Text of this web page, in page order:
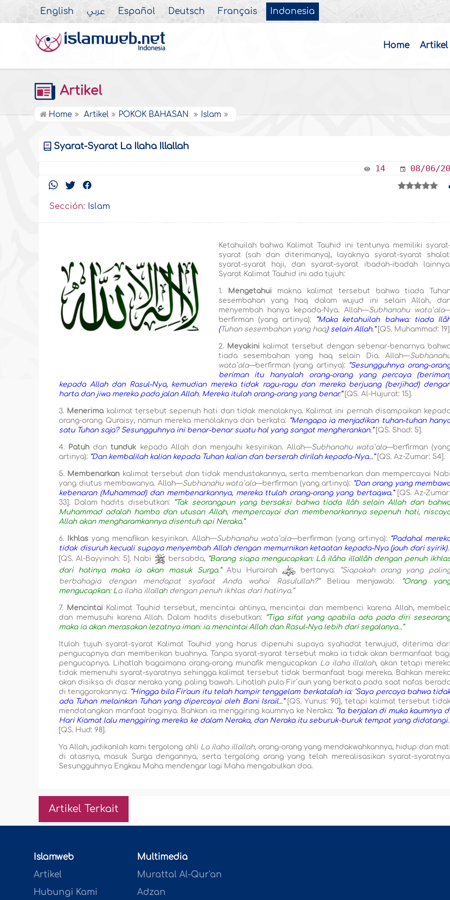
English عربي Español Deutsch Français Indonesia
Home Artikel
Artikel
Home Artikel POKOK BAHASAN Islam
Syarat-Syarat La Ilaha Illallah
14 08/06/
Sección: Islam
Ketahuilah bahwa Kalimat Tauhid ini tentunya memiliki
syarat (sah dan diterimanya), layaknya syarat-syarat
syarat-syarat haji, dan syarat-syarat ibadah-ibadah lainnya.
Syarat Kalimat Tauhid ini ada tujuh:
1. Mengetahui makna kalimat tersebut bahwa tiada
sesembahan yang haq dalam wujud ini selain Allah,
menyembah hanya kepada-Nya. Allah—Subhanahu wata`ala
berfirman (yang artinya):
“Maka ketahuilah bahwa: tiada
(Tuhan sesembahan yang haq) selain Allah.”[QS. Muhammad: 19].
2. Meyakini kalimat tersebut dengan sebenar-benarnya
tiada sesembahan yang haq selain Dia. Allah—
wata`ala—berfirman (yang artinya): “Sesungguhnya orang-
beriman itu hanyalah orang-orang yang percaya
kepada Allah dan Rasul-Nya, kemudian mereka tidak ragu-ragu dan mereka berjuang (berjihad)
harta dan jiwa mereka pada jalan Allah. Mereka itulah orang-orang yang benar.”[QS. Al-Hujurat: 15].
3. Menerimakalimat tersebut sepenuh hati dan tidak menolaknya. Kalimat ini pernah disampaikan
orang-orang Quraisy, namun mereka menolaknya dan berkata: “Mengapa ia menjadikan tuhan-tuhan
satu Tuhan saja? Sesungguhnya ini benar-benar suatu hal yang sangat mengherankan.”[QS. Shad: 5].
4. Patuh dantunduk kepada Allah dan menjauhi kesyirikan. Allah—Subhanahu wata`ala—berfirman
artinya): “Dan kembalilah kalian kepada Tuhan kalian dan berserah dirilah kepada-Nya...”[QS. Az-Zumar: 54].
5. Membenarkan kalimat tersebut dan tidak mendustakannya, serta membenarkan dan mempercayai Nabi
yang diutus membawanya. Allah—Subhanahu wata`ala—berfirman (yang artinya): “Dan orang yang
kebenaran (Muhammad) dan membenarkannya, mereka ttulah orang-orang yang bertaqwa.”[QS. Az-Zumar:
33]. Dalam hadits disebutkan:
“Tak seorangpun yang bersaksi bahwa tiada Ilâh selain Allah dan
Muhammad adalah hamba dan utusan Allah, mempercayai dan membenarkannya sepenuh hati,
Allah akan mengharamkannya disentuh api Neraka.”
6. Ikhlasyang menafikan kesyirikan. Allah—Subhanahu wata`ala—berfirman (yang artinya): “Padahal
tidak disuruh kecuali supaya menyembah Allah dengan memurnikan ketaatan kepada-Nya (jauh dari
[QS. Al-Bayyinah: 5]. Nabi
bersabda, “Barang siapa mengucapkan: Lâ ilâha illallâh dengan penuh
dari hatinya maka ia akan masuk Surga.”Abu Hurairah bertanya:
“Siapakah orang yang
berbahagia dengan mendapat syafaat Anda wahai Rasulullah?”
Beliau menjawab:
“Orang
mengucapkan: Lailaha illallah dengan penuh ikhlas dari hatinya.”
7. Mencintai Kalimat Tauhid tersebut, mencintai ahlinya, mencintai dan membenci karena Allah,
dan memusuhi karena Allah. Dalam hadits disebutkan:
“Tiga sifat yang apabila ada pada diri
maka ia akan merasakan lezatnya iman: ia mencintai Allah dan Rasul-Nya lebih dari segalanya...”
Itulah tujuh syarat-syarat Kalimat Tauhid yang harus dipenuhi supaya syahadat terwujud, diterima dari
pengucapnya dan memberikan buahnya. Tanpa syarat-syarat tersebut maka ia tidak akan bermanfaat bagi
pengucapnya. Lihatlah bagaimana orang-orang munafik mengucapkan La ilaha illallah, akan tetapi
tidak memenuhi syarat-syaratnya sehingga kalimat tersebut tidak bermanfaat bagi mereka. Bahkan
akan disiksa di dasar neraka yang paling bawah. Lihatlah pula Fir`aun yang berkata pada saat nafas
di tenggorokannya: “Hingga bila Fir'aun itu telah hampir tenggelam berkatalah ia: ‘Saya percaya bahwa
ada Tuhan melainkan Tuhan yang dipercayai oleh Bani Israil...”[QS. Yunus: 90], tetapi kalimat tersebut tidak
mendatangkan manfaat baginya. Bahkan ia menggiring kaumnya ke Neraka: “Ia berjalan di muka kaumnya
Hari Kiamat lalu menggiring mereka ke dalam Neraka, dan Neraka itu seburuk-buruk tempat yang
[QS. Hud: 98].
Ya Allah, jadikanlah kami tergolong ahli La ilaha illallah,orang-orang yang mendakwahkannya, hidup dan mati
di atasnya, masuk Surga dengannya, serta tergolong orang yang telah merealisasikan syarat-syaratnya.
Sesungguhnya Engkau Maha mendengar lagi Maha mengabulkan doa.
Artikel Terkait
Islamweb
Artikel
Hubungi Kami
Multimedia
Murattal Al-Qur'an
Adzan